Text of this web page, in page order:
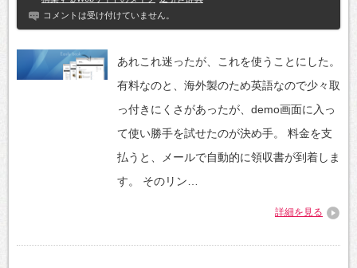
コメントは受け付けていません。
あれこれ迷ったが、これを使うことにした。
有料なのと、海外製のため英語なので少々取
っ付きにくさがあったが、demo画面に入っ
て使い勝手を試せたのが決め手。 料金を支
払うと、メールで自動的に領収書が到着しま
す。 そのリン…
詳細を見る